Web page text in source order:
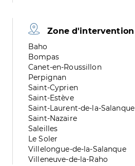
Zone d'intervention
Zone
de
division
Baho
Zone
de
division
Bompas
Zone
de
division
Canet-en-Roussillon
Zone
de
division
Perpignan
Zone
de
division
Saint-Cyprien
Zone
de
division
Saint-Estève
Zone
de
division
Saint-Laurent-de-la-Salanque
Zone
de
division
Saint-Nazaire
Zone
de
division
Saleilles
Zone
de
division
Le Soler
Zone
de
Villelongue-de-la-Salanque
Zone
Villeneuve-de-la-Raho